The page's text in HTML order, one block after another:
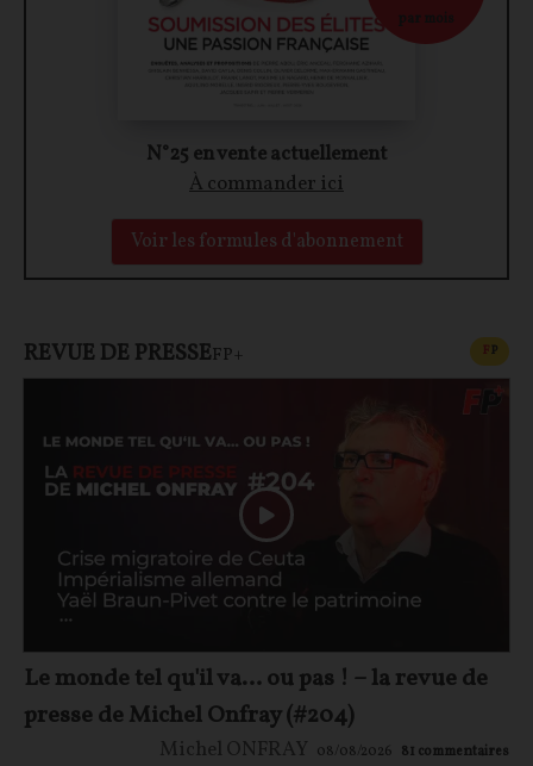
N°25 en vente actuellement
À commander ici
Voir les formules d'abonnement
par mois
REVUE DE PRESSEFP+ FP
Le monde tel qu'il va… ou pas ! – la revue de
presse de Michel Onfray (#204)
Michel ONFRAY 08/08/2026 81 commentaires